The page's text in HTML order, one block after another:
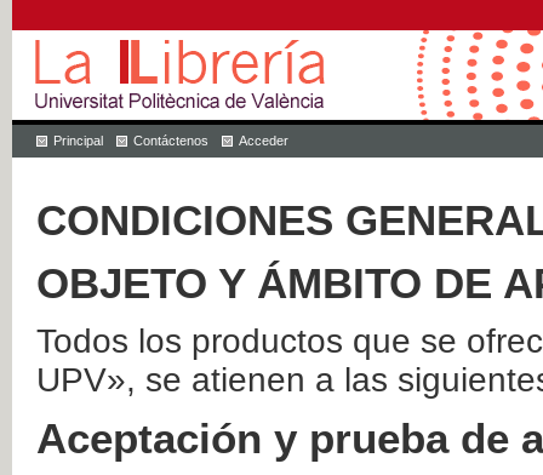
Principal Contáctenos Acceder
CONDICIONES
OBJETO Y ÁMBITO DE
Todos los productos que se
UPV», se atienen a las
Aceptación y prueba de